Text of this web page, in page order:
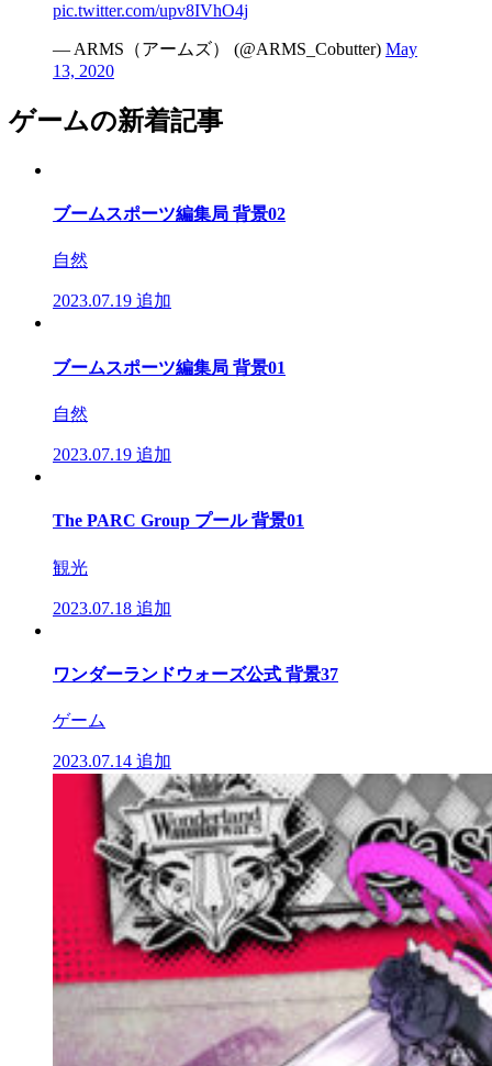
pic.twitter.com/upv8IVhO4j
— ARMS（アームズ） (@ARMS_Cobutter) May
13, 2020
ゲームの新着記事
ブームスポーツ編集局 背景02
自然
2023.07.19 追加
ブームスポーツ編集局 背景01
自然
2023.07.19 追加
The PARC Group プール 背景01
観光
2023.07.18 追加
ワンダーランドウォーズ公式 背景37
ゲーム
2023.07.14 追加